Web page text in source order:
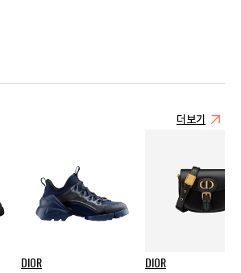
더보기
DIOR DIOR